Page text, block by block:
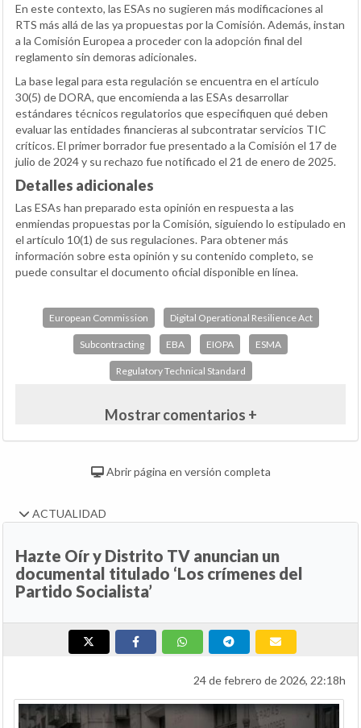
En este contexto, las ESAs no sugieren más modificaciones al
RTS más allá de las ya propuestas por la Comisión. Además, instan
a la Comisión Europea a proceder con la adopción final del
reglamento sin demoras adicionales.
La base legal para esta regulación se encuentra en el artículo
30(5) de DORA, que encomienda a las ESAs desarrollar
estándares técnicos regulatorios que especifiquen qué deben
evaluar las entidades financieras al subcontratar servicios TIC
críticos. El primer borrador fue presentado a la Comisión el 17 de
julio de 2024 y su rechazo fue notificado el 21 de enero de 2025.
Detalles adicionales
Las ESAs han preparado esta opinión en respuesta a las
enmiendas propuestas por la Comisión, siguiendo lo estipulado en
el artículo 10(1) de sus regulaciones. Para obtener más
información sobre esta opinión y su contenido completo, se
puede consultar el documento oficial disponible en línea.
European Commission Digital Operational Resilience Act
Subcontracting EBA EIOPA ESMA
Regulatory Technical Standard
Mostrar comentarios +
Abrir página en versión completa
ACTUALIDAD
Hazte Oír y Distrito TV anuncian un
documental titulado ‘Los crímenes del
Partido Socialista’
24 de febrero de 2026, 22:18h